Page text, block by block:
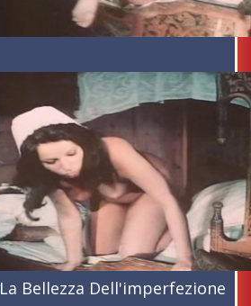
La Bellezza Dell'imperfezione